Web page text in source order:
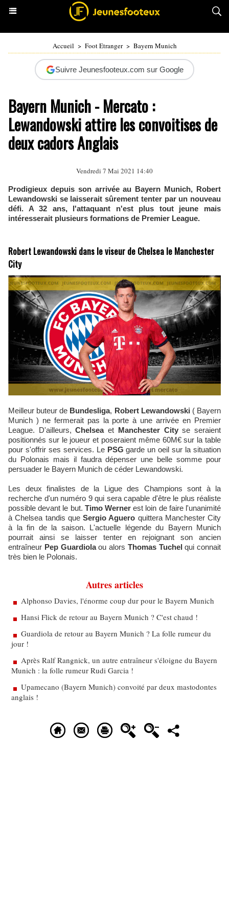
Accueil > Foot Etranger > Bayern Munich
Suivre Jeunesfooteux.com sur Google
Bayern Munich - Mercato :
Lewandowski attire les convoitises de
deux cadors Anglais
Vendredi 7 Mai 2021 14:40
Prodigieux depuis son arrivée au Bayern Munich, Robert
Lewandowski se laisserait sûrement tenter par un nouveau
défi. A 32 ans, l'attaquant n'est plus tout jeune mais
intéresserait plusieurs formations de Premier League.
Robert Lewandowski dans le viseur de Chelsea le Manchester
City
Meilleur buteur de Bundesliga, Robert Lewandowski ( Bayern
Munich ) ne fermerait pas la porte à une arrivée en Premier
League. D'ailleurs,Chelseaet Manchester Cityse seraient
positionnés sur le joueur et poseraient même 60M€ sur la table
pour s'offrir ses services. Le PSGgarde un oeil sur la situation
du Polonais mais il faudra dépenser une belle somme pour
persuader le Bayern Munich de céder Lewandowski.
Les deux finalistes de la Ligue des Champions sont à la
recherche d'un numéro 9 qui sera capable d'être le plus réaliste
possible devant le but. Timo Werner est loin de faire l'unanimité
à Chelsea tandis que Sergio Aguero quittera Manchester City
à la fin de la saison. L'actuelle légende du Bayern Munich
pourrait ainsi se laisser tenter en rejoignant son ancien
entraîneur Pep Guardiolaou alors Thomas Tuchelqui connait
très bien le Polonais.
Autres articles
Alphonso Davies, l'énorme coup dur pour le Bayern Munich
Hansi Flick de retour au Bayern Munich ? C'est chaud !
Guardiola de retour au Bayern Munich ? La folle rumeur du
jour !
Après Ralf Rangnick, un autre entraîneur s'éloigne du Bayern
Munich : la folle rumeur Rudi Garcia !
Upamecano (Bayern Munich) convoité par deux mastodontes
anglais !